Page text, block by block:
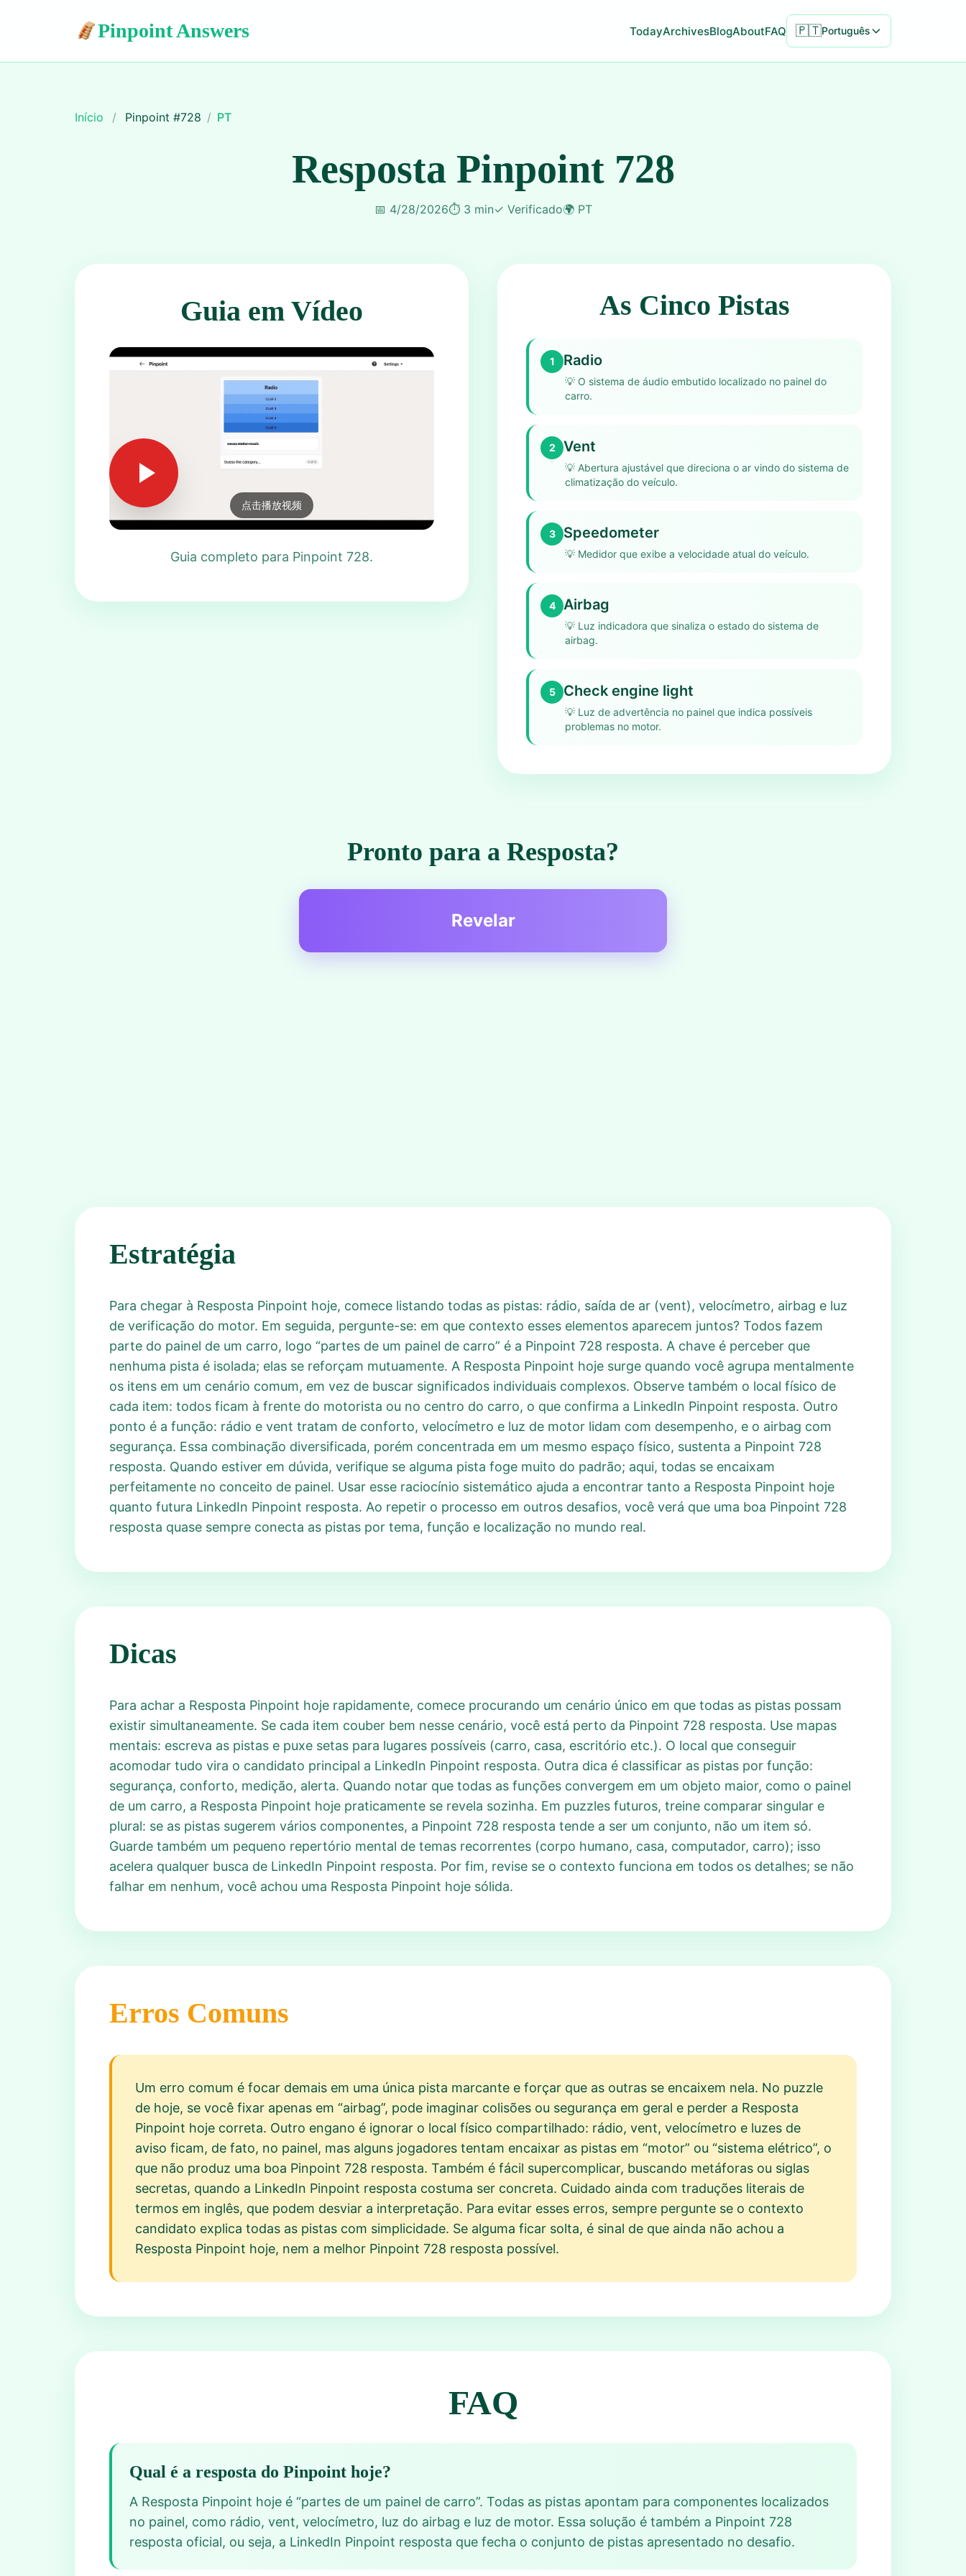
Pinpoint Answers TodayArchivesBlogAboutFAQ 🇵🇹Português
Início / Pinpoint #728 / PT
Resposta Pinpoint 728
📅 4/28/2026⏱️ 3 min✓ Verificado🌍 PT
Guia em Vídeo
点击播放视频
Guia completo para Pinpoint 728.
As Cinco Pistas
1 Radio
💡 O sistema de áudio embutido localizado no painel do
carro.
2 Vent
💡 Abertura ajustável que direciona o ar vindo do sistema de
climatização do veículo.
3 Speedometer
💡 Medidor que exibe a velocidade atual do veículo.
4 Airbag
💡 Luz indicadora que sinaliza o estado do sistema de
airbag.
5 Check engine light
💡 Luz de advertência no painel que indica possíveis
problemas no motor.
Pronto para a Resposta?
Revelar
Estratégia
Para chegar à Resposta Pinpoint hoje, comece listando todas as pistas: rádio, saída de ar (vent), velocímetro, airbag e luz
de verificação do motor. Em seguida, pergunte-se: em que contexto esses elementos aparecem juntos? Todos fazem
parte do painel de um carro, logo “partes de um painel de carro” é a Pinpoint 728 resposta. A chave é perceber que
nenhuma pista é isolada; elas se reforçam mutuamente. A Resposta Pinpoint hoje surge quando você agrupa mentalmente
os itens em um cenário comum, em vez de buscar significados individuais complexos. Observe também o local físico de
cada item: todos ficam à frente do motorista ou no centro do carro, o que confirma a LinkedIn Pinpoint resposta. Outro
ponto é a função: rádio e vent tratam de conforto, velocímetro e luz de motor lidam com desempenho, e o airbag com
segurança. Essa combinação diversificada, porém concentrada em um mesmo espaço físico, sustenta a Pinpoint 728
resposta. Quando estiver em dúvida, verifique se alguma pista foge muito do padrão; aqui, todas se encaixam
perfeitamente no conceito de painel. Usar esse raciocínio sistemático ajuda a encontrar tanto a Resposta Pinpoint hoje
quanto futura LinkedIn Pinpoint resposta. Ao repetir o processo em outros desafios, você verá que uma boa Pinpoint 728
resposta quase sempre conecta as pistas por tema, função e localização no mundo real.
Dicas
Para achar a Resposta Pinpoint hoje rapidamente, comece procurando um cenário único em que todas as pistas possam
existir simultaneamente. Se cada item couber bem nesse cenário, você está perto da Pinpoint 728 resposta. Use mapas
mentais: escreva as pistas e puxe setas para lugares possíveis (carro, casa, escritório etc.). O local que conseguir
acomodar tudo vira o candidato principal a LinkedIn Pinpoint resposta. Outra dica é classificar as pistas por função:
segurança, conforto, medição, alerta. Quando notar que todas as funções convergem em um objeto maior, como o painel
de um carro, a Resposta Pinpoint hoje praticamente se revela sozinha. Em puzzles futuros, treine comparar singular e
plural: se as pistas sugerem vários componentes, a Pinpoint 728 resposta tende a ser um conjunto, não um item só.
Guarde também um pequeno repertório mental de temas recorrentes (corpo humano, casa, computador, carro); isso
acelera qualquer busca de LinkedIn Pinpoint resposta. Por fim, revise se o contexto funciona em todos os detalhes; se não
falhar em nenhum, você achou uma Resposta Pinpoint hoje sólida.
Erros Comuns
Um erro comum é focar demais em uma única pista marcante e forçar que as outras se encaixem nela. No puzzle
de hoje, se você fixar apenas em “airbag”, pode imaginar colisões ou segurança em geral e perder a Resposta
Pinpoint hoje correta. Outro engano é ignorar o local físico compartilhado: rádio, vent, velocímetro e luzes de
aviso ficam, de fato, no painel, mas alguns jogadores tentam encaixar as pistas em “motor” ou “sistema elétrico”, o
que não produz uma boa Pinpoint 728 resposta. Também é fácil supercomplicar, buscando metáforas ou siglas
secretas, quando a LinkedIn Pinpoint resposta costuma ser concreta. Cuidado ainda com traduções literais de
termos em inglês, que podem desviar a interpretação. Para evitar esses erros, sempre pergunte se o contexto
candidato explica todas as pistas com simplicidade. Se alguma ficar solta, é sinal de que ainda não achou a
Resposta Pinpoint hoje, nem a melhor Pinpoint 728 resposta possível.
FAQ
Qual é a resposta do Pinpoint hoje?
A Resposta Pinpoint hoje é “partes de um painel de carro”. Todas as pistas apontam para componentes localizados
no painel, como rádio, vent, velocímetro, luz do airbag e luz de motor. Essa solução é também a Pinpoint 728
resposta oficial, ou seja, a LinkedIn Pinpoint resposta que fecha o conjunto de pistas apresentado no desafio.